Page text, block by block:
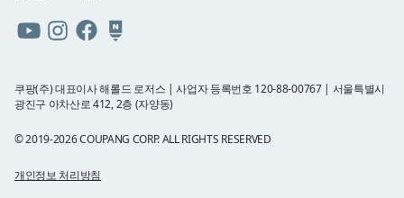
유튜브인스타그램
페이스북네이버
블로그
쿠팡(주) 대표이사 해롤드 로저스 | 사업자 등록번호 120-88-00767 | 서울특별시
광진구 아차산로 412, 2층 (자양동)
© 2019-2026 COUPANG CORP. ALL RIGHTS RESERVED
개인정보 처리방침